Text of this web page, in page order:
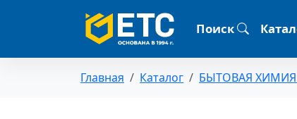
Поиск
Главная Каталог БЫТОВАЯ